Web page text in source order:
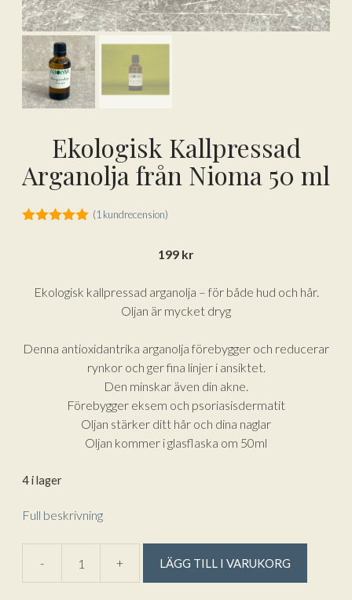
Ekologisk Kallpressad
Arganolja från Nioma 50 ml
(1 kundrecension)
199 kr
Ekologisk kallpressad arganolja – för både hud och hår.
Oljan är mycket dryg
Denna antioxidantrika arganolja förebygger och reducerar
rynkor och ger fina linjer i ansiktet.
Den minskar även din akne.
Förebygger eksem och psoriasisdermatit
Oljan stärker ditt hår och dina naglar
Oljan kommer i glasflaska om 50ml
4 i lager
Full beskrivning
-
Ekologisk
+ LÄGG TILL I VARUKORG